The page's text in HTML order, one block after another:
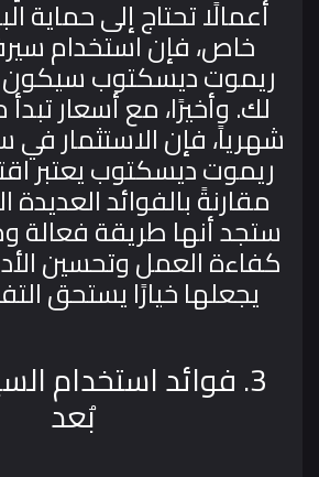
أعمالًا تحتاج إلى حماية
خاص، فإن استخدام
ريموت ديسكتوب سيكون
لك.
شهرياً، فإن الاستثمار في
ريموت ديسكتوب يعتبر
مقارنةً بالفوائد
ستجد أنها طريقة فعالة
كفاءة العمل وتحسين
يجعلها خيارًا يستحق
3. فوائد استخدام
بُعد